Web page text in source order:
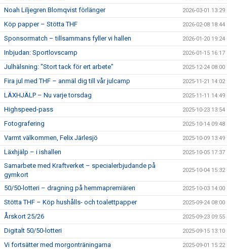
Noah Liljegren Blomqvist förlänger 2026-03-01 13:29
Köp papper – Stötta THF 2026-02-08 18:44
Sponsormatch – tillsammans fyller vi hallen 2026-01-20 19:24
Inbjudan: Sportlovscamp 2026-01-15 16:17
Julhälsning: "Stort tack för ert arbete" 2025-12-24 08:00
Fira jul med THF – anmäl dig till vår julcamp 2025-11-21 14:02
LÄXHJÄLP – Nu varje torsdag 2025-11-11 14:49
Highspeed-pass 2025-10-23 13:54
Fotografering 2025-10-14 09:48
Varmt välkommen, Felix Järlesjö 2025-10-09 13:49
Läxhjälp – i ishallen 2025-10-05 17:37
Samarbete med Kraftverket – specialerbjudande på
gymkort
2025-10-04 15:32
50/50-lotteri – dragning på hemmapremiären 2025-10-03 14:00
Stötta THF – Köp hushålls- och toalettpapper 2025-09-24 08:00
Årskort 25/26 2025-09-23 09:55
Digitalt 50/50-lotteri 2025-09-15 13:10
Vi fortsätter med morgonträningarna 2025-09-01 15:22